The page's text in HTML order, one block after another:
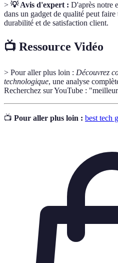
> 💡 Avis d'expert : D'après notre
dans un gadget de qualité peut
durabilité et de satisfaction client.
📺 Ressource Vidéo
> Pour aller plus loin : Découvrez
technologique, une analyse
Recherchez sur YouTube :
📺 Pour aller plus loin : best tech